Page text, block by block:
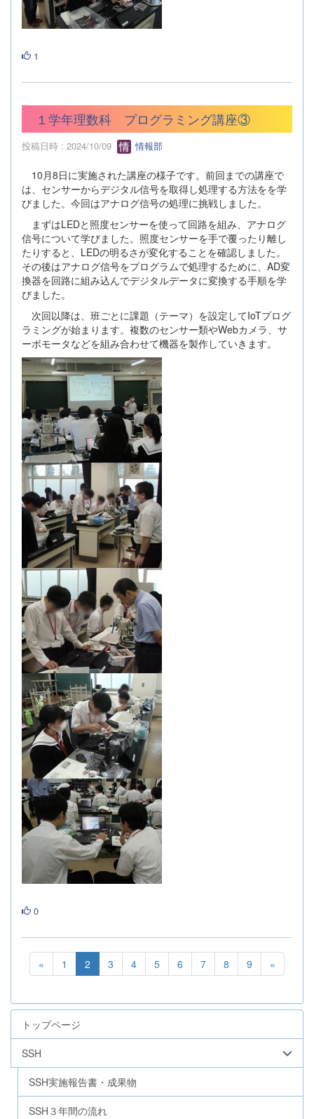
1
１学年理数科 プログラミング講座③
投稿日時 : 2024/10/09 情報部
10月8日に実施された講座の様子です。前回までの講座で
は、センサーからデジタル信号を取得し処理する方法をを学
びました。今回はアナログ信号の処理に挑戦しました。
まずはLEDと照度センサーを使って回路を組み、アナログ
信号について学びました。照度センサーを手で覆ったり離し
たりすると、LEDの明るさが変化することを確認しました。
その後はアナログ信号をプログラムで処理するために、AD変
換器を回路に組み込んでデジタルデータに変換する手順を学
びました。
次回以降は、班ごとに課題（テーマ）を設定してIoTプログ
ラミングが始まります。複数のセンサー類やWebカメラ、サ
ーボモータなどを組み合わせて機器を製作していきます。
0
« 1 2 3 4 5 6 7 8 9 »
トップページ
SSH
SSH実施報告書・成果物
SSH３年間の流れ